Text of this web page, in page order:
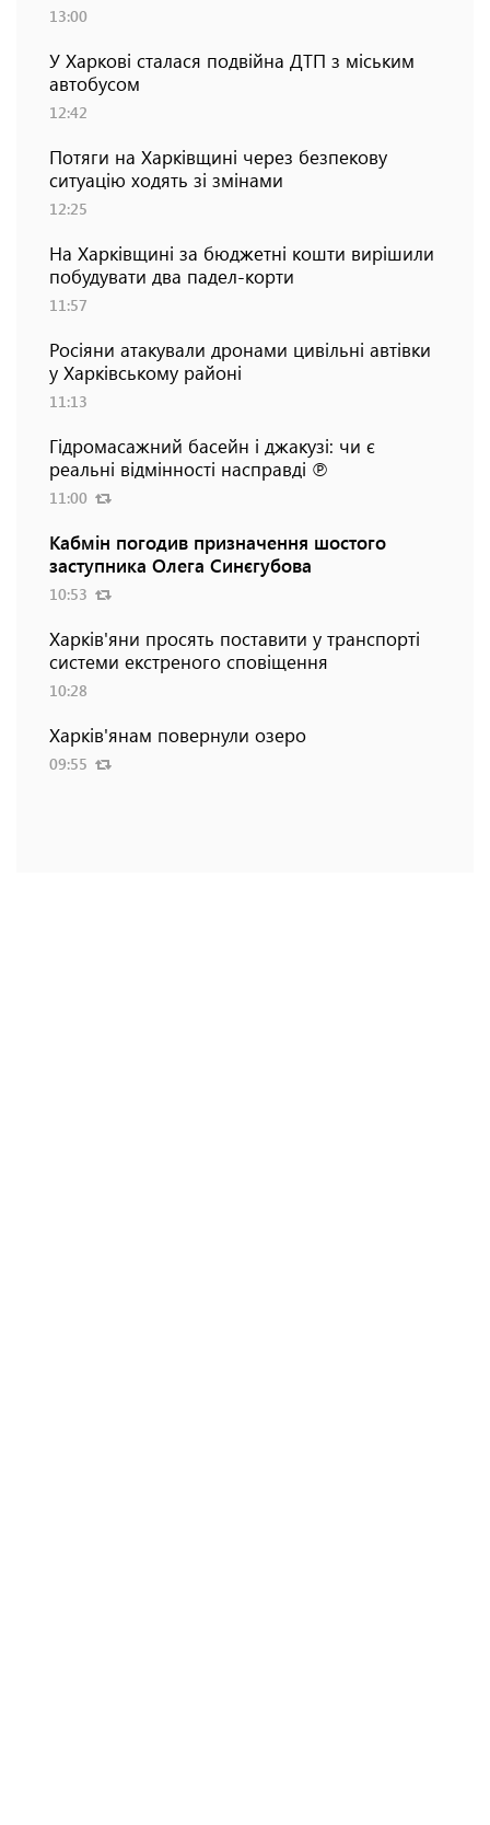
13:00
У Харкові сталася подвійна ДТП з міським
автобусом
12:42
Потяги на Харківщині через безпекову
ситуацію ходять зі змінами
12:25
На Харківщині за бюджетні кошти вирішили
побудувати два падел-корти
11:57
Росіяни атакували дронами цивільні автівки
у Харківському районі
11:13
Гідромасажний басейн і джакузі: чи є
реальні відмінності насправді ℗
11:00
Кабмін погодив призначення шостого
заступника Олега Синєгубова
10:53
Харків'яни просять поставити у транспорті
системи екстреного сповіщення
10:28
Харків'янам повернули озеро
09:55